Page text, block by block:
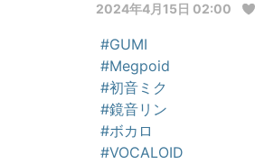
2024年4月15日 02:00
#GUMI
#Megpoid
#初音ミク
#鏡音リン
#ボカロ
#VOCALOID